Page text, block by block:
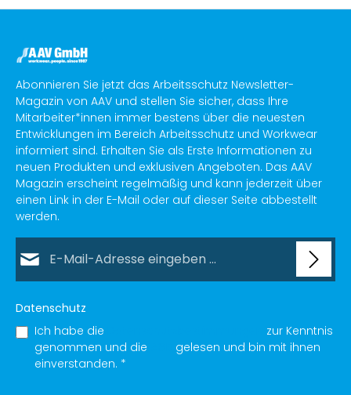
Abonnieren Sie jetzt das Arbeitsschutz Newsletter-
Magazin von AAV und stellen Sie sicher, dass Ihre
Mitarbeiter*innen immer bestens über die neuesten
Entwicklungen im Bereich Arbeitsschutz und Workwear
informiert sind. Erhalten Sie als Erste Informationen zu
neuen Produkten und exklusiven Angeboten. Das AAV
Magazin erscheint regelmäßig und kann jederzeit über
einen Link in der E-Mail oder auf dieser Seite abbestellt
werden.
Datenschutz
Ich habe die
zur Kenntnis
genommen und die
gelesen und bin mit ihnen
einverstanden. *